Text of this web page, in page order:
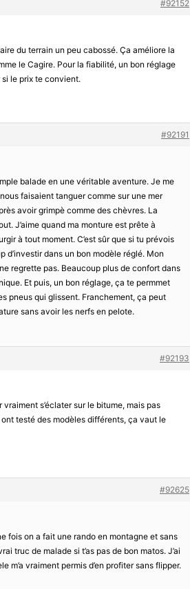
#92152
du terrain un peu cabossé. Ça améliore la
le Cagire. Pour la fiabilité, un bon réglage
le prix te convient.
#92191
balade en une véritable aventure. Je me
faisaient tanguer comme sur une mer
avoir grimpè comme des chèvres. La
J’aime quand ma monture est prête à
à tout moment. C’est sûr que si tu prévois
d’investir dans un bon modèle réglé. Mon
regrette pas. Beaucoup plus de confort dans
Et puis, un bon réglage, ça te permmet
pneus qui glissent. Franchement, ça peut
sans avoir les nerfs en pelote.
#92193
s’éclater sur le bitume, mais pas
testé des modèles différents, ça vaut le
#92625
fois on a fait une rando en montagne et sans
truc de malade si t’as pas de bon matos. J’ai
m’a vraiment permis d’en profiter sans flipper.